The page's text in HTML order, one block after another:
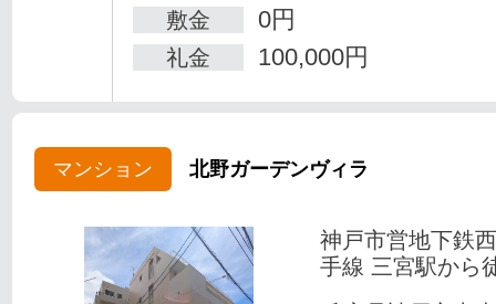
敷金 0円
礼金 100,000円
マンション 北野ガーデンヴィラ
神戸市営地下鉄
手線 三宮駅から